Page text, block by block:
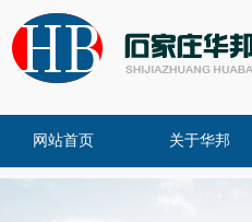
网站首页 关于华邦